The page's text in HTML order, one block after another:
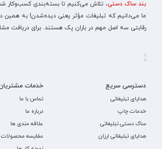
بند ساک دستی، تلاش می‌کنیم تا بسته‌بندی کسب‌وکار
ما می‌دانیم که تبلیغات مؤثر یعنی دیده‌شدن! به همین
رقابتی سه اصل مهم در باران پک هستند. برای دریافت
دسترسی سریع
هدایای تبلیغاتی
خدمات چاپ
ساک دستی تبلیغاتی
هدایای تبلیغاتی ارزان
خدمات
تماس با ما
درباره ما
علاقه مندی ها
مقایسه محصولات